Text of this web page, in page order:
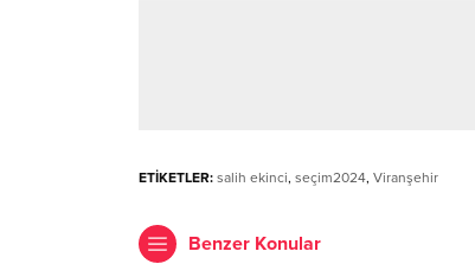
ETİKETLER: salih ekinci, seçim2024, Viranşehir
Benzer Konular